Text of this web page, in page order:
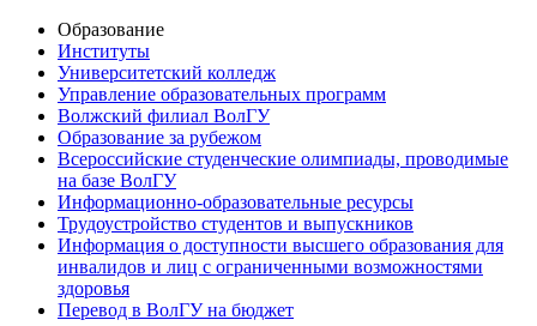
Образование
Институты
Университетский колледж
Управление образовательных программ
Волжский филиал ВолГУ
Образование за рубежом
Всероссийские студенческие олимпиады, проводимые
на базе ВолГУ
Информационно-образовательные ресурсы
Трудоустройство студентов и выпускников
Информация о доступности высшего образования для
инвалидов и лиц с ограниченными возможностями
здоровья
Перевод в ВолГУ на бюджет